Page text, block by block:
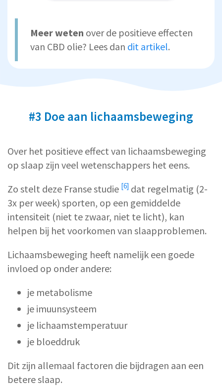
Meer weten over de positieve effecten
van CBD olie? Lees dan dit artikel.
#3 Doe aan lichaamsbeweging
Over het positieve effect van lichaamsbeweging
op slaap zijn veel wetenschappers het eens.
Zo stelt deze Franse studie [6] dat regelmatig (2-
3x per week) sporten, op een gemiddelde
intensiteit (niet te zwaar, niet te licht), kan
helpen bij het voorkomen van slaapproblemen.
Lichaamsbeweging heeft namelijk een goede
invloed op onder andere:
je metabolisme
je imuunsysteem
je lichaamstemperatuur
je bloeddruk
Dit zijn allemaal factoren die bijdragen aan een
betere slaap.